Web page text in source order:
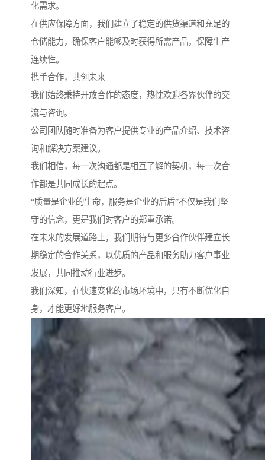
化需求。
在供应保障方面，我们建立了稳定的供货渠道和充足的
仓储能力，确保客户能够及时获得所需产品，保障生产
连续性。
携手合作，共创未来
我们始终秉持开放合作的态度，热忱欢迎各界伙伴的交
流与咨询。
公司团队随时准备为客户提供专业的产品介绍、技术咨
询和解决方案建议。
我们相信，每一次沟通都是相互了解的契机，每一次合
作都是共同成长的起点。
“质量是企业的生命，服务是企业的后盾”不仅是我们坚
守的信念，更是我们对客户的郑重承诺。
在未来的发展道路上，我们期待与更多合作伙伴建立长
期稳定的合作关系，以优质的产品和服务助力客户事业
发展，共同推动行业进步。
我们深知，在快速变化的市场环境中，只有不断优化自
身，才能更好地服务客户。